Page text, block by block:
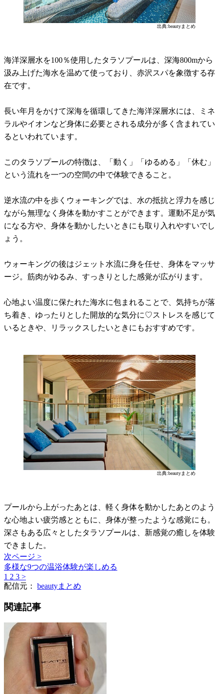
出典:beautyまとめ
海洋深層水を100％使用したタラソプールは、深海800mから
汲み上げた海水を温めて使っており、赤沢スパを象徴する存
在です。
長い年月をかけて深海を循環してきた海洋深層水には、ミネ
ラルやイオンなど身体に必要とされる成分が多く含まれてい
るといわれています。
このタラソプールの特徴は、「動く」「ゆるめる」「休む」
という流れを一つの空間の中で体験できること。
逆水流の中を歩くウォーキングでは、水の抵抗と浮力を感じ
ながら無理なく身体を動かすことができます。運動不足が気
になる方や、身体を動かしたいときにも取り入れやすいでし
ょう。
ウォーキングの後はジェット水流に身を任せ、身体をマッサ
ージ。筋肉がゆるみ、すっきりとした感覚が広がります。
心地よい温度に保たれた海水に包まれることで、気持ちが落
ち着き、ゆったりとした開放的な気分に♡ストレスを感じて
いるときや、リラックスしたいときにもおすすめです。
出典:beautyまとめ
プールから上がったあとは、軽く身体を動かしたあとのよう
な心地よい疲労感とともに、身体が整ったような感覚にも。
深さもある広々としたタラソプールは、新感覚の癒しを体験
できました。
次ページ >
多様な9つの温浴体験が楽しめる
1 2 3 >
配信元： beautyまとめ
関連記事